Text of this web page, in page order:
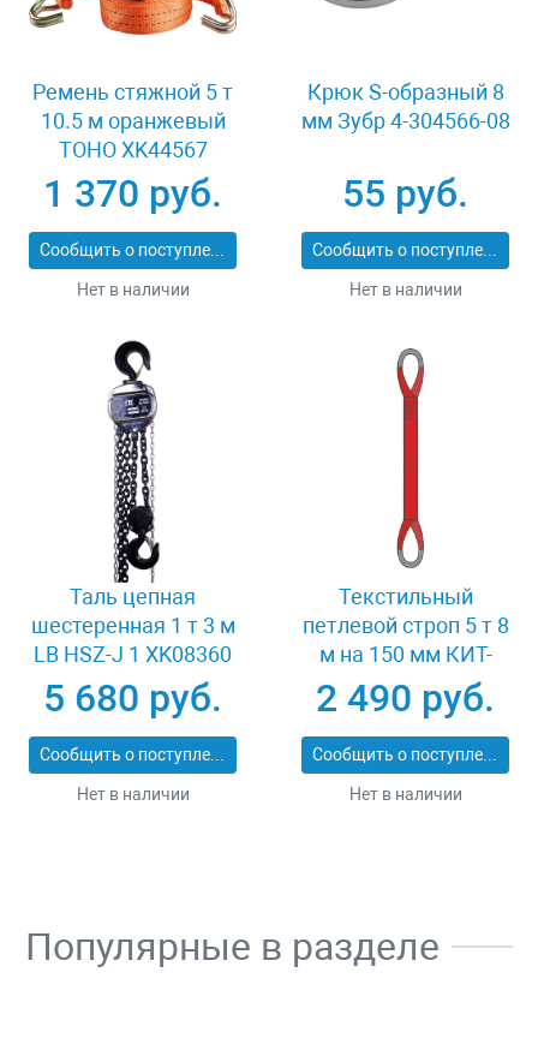
Ремень стяжной 5 т
10.5 м оранжевый
TOHO XK44567
1 370 руб.
Сообщить о поступлении
Нет в наличии
Крюк S-образный 8
мм Зубр 4-304566-08
55 руб.
Сообщить о поступлении
Нет в наличии
Таль цепная
шестеренная 1 т 3 м
LB HSZ-J 1 XK08360
5 680 руб.
Сообщить о поступлении
Нет в наличии
Текстильный
петлевой строп 5 т 8
м на 150 мм КИТ-
СТП-5-8
2 490 руб.
Сообщить о поступлении
Нет в наличии
Популярные в разделе